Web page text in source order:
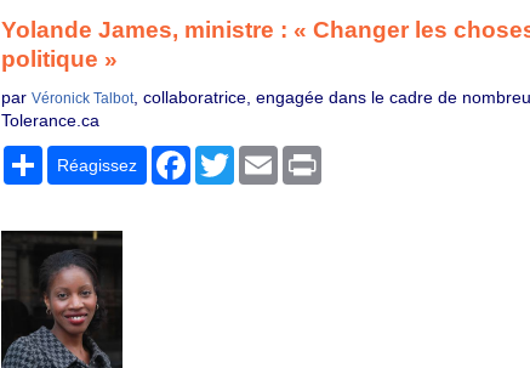
Yolande James, ministre : « Changer les
politique »
par Véronick Talbot, collaboratrice, engagée dans le cadre de
Tolerance.ca
Partager
Réagissez Facebook
TwitterEmail Print